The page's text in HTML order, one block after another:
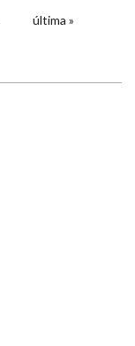
última »